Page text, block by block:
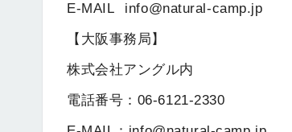
E-MAIL info@natural-camp.jp
【大阪事務局】
株式会社アングル内
電話番号：06-6121-2330